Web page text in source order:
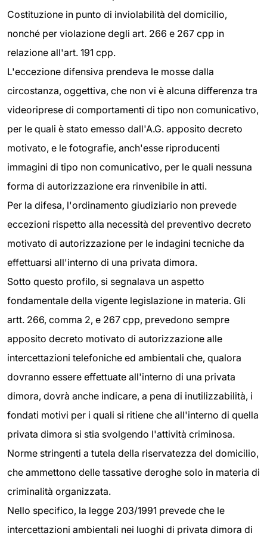
Costituzione in punto di inviolabilità del domicilio,
nonché per violazione degli art. 266 e 267 cpp in
relazione all'art. 191 cpp.
L'eccezione difensiva prendeva le mosse dalla
circostanza, oggettiva, che non vi è alcuna differenza tra
videoriprese di comportamenti di tipo non comunicativo,
per le quali è stato emesso dall'A.G. apposito decreto
motivato, e le fotografie, anch'esse riproducenti
immagini di tipo non comunicativo, per le quali nessuna
forma di autorizzazione era rinvenibile in atti.
Per la difesa, l'ordinamento giudiziario non prevede
eccezioni rispetto alla necessità del preventivo decreto
motivato di autorizzazione per le indagini tecniche da
effettuarsi all'interno di una privata dimora.
Sotto questo profilo, si segnalava un aspetto
fondamentale della vigente legislazione in materia. Gli
artt. 266, comma 2, e 267 cpp, prevedono sempre
apposito decreto motivato di autorizzazione alle
intercettazioni telefoniche ed ambientali che, qualora
dovranno essere effettuate all'interno di una privata
dimora, dovrà anche indicare, a pena di inutilizzabilità, i
fondati motivi per i quali si ritiene che all'interno di quella
privata dimora si stia svolgendo l'attività criminosa.
Norme stringenti a tutela della riservatezza del domicilio,
che ammettono delle tassative deroghe solo in materia di
criminalità organizzata.
Nello specifico, la legge 203/1991 prevede che le
intercettazioni ambientali nei luoghi di privata dimora di